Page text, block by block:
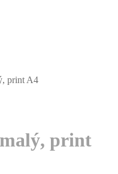
print A4
print